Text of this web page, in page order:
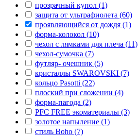
прозрачный купол (1)
защита от ультрафиолета (60)
проявляющийся от дождя (1)
форма-колокол (10)
чехол с лямками для плеча (11)
чехол-сумочка (7)
футляр- очешник (5)
кристаллы SWAROVSKI (7)
кольцо Pasotti (22)
плоский при сложении (4)
форма-пагода (2)
PFC FREE экоматериалы (3)
золотое напыление (1)
стиль Boho (7)